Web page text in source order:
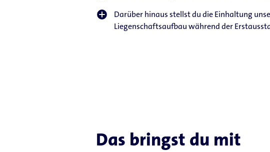
Darüber hinaus stellst du die Einhaltung
Liegenschaftsaufbau während der
Das bringst du mit